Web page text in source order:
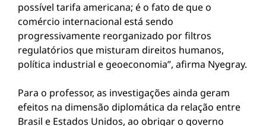
possível tarifa americana; é o fato de que o
comércio internacional está sendo
progressivamente reorganizado por filtros
regulatórios que misturam direitos humanos,
política industrial e geoeconomia”, afirma Nyegray.
Para o professor, as investigações ainda geram
efeitos na dimensão diplomática da relação entre
Brasil e Estados Unidos, ao obrigar o governo